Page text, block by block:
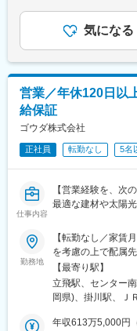
気になる
営業／年休120日以
給保証
ゴウダ株式会社
正社員 転勤なし 5名
仕事内容
【営業経験を、次
最適な建材や太陽
勤務地
【転勤なし／家賃
を考慮の上で配属
カー・バイク通勤
地一覧＞■関東 ★
業所／神奈川県横
区宇那谷町1502・
【最寄り駅】
立飛駅、センター
岡県)、掛川駅、Ｊ
年収613万5,000円